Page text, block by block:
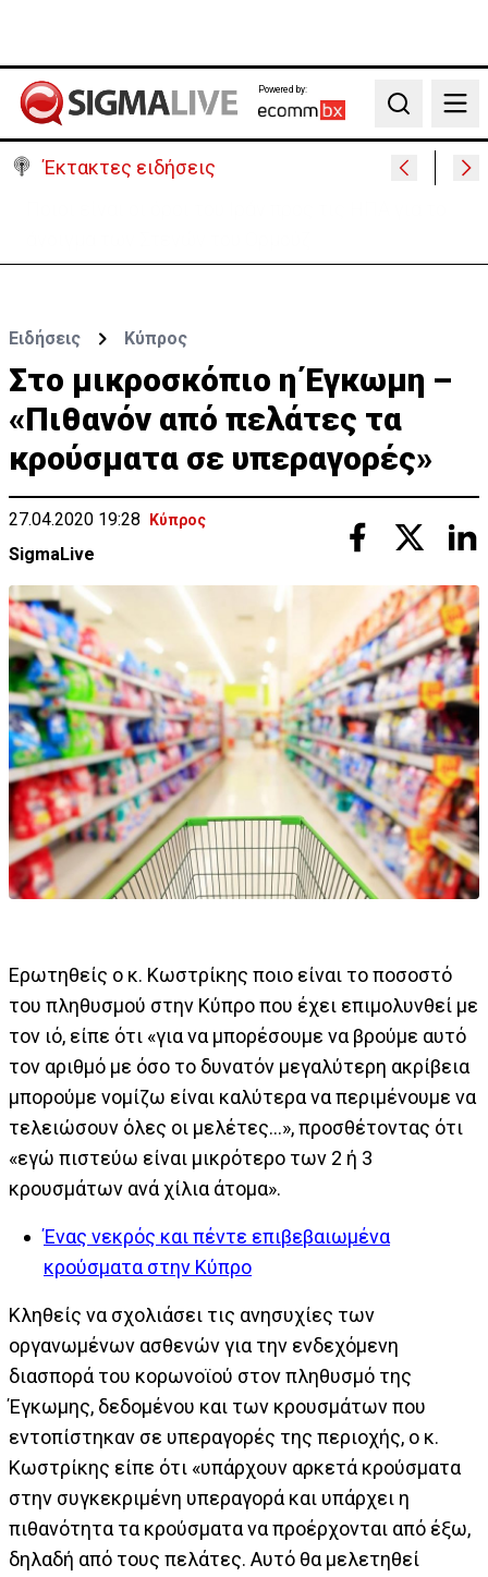
Powered by:
Search
Έκτακτες ειδήσεις
Ειδήσεις Κύπρος
Στο μικροσκόπιο η Έγκωμη –
«Πιθανόν από πελάτες τα
κρούσματα σε υπεραγορές»
27.04.2020 19:28 Κύπρος
SigmaLive
Ερωτηθείς ο κ. Κωστρίκης ποιο είναι το ποσοστό
του πληθυσμού στην Κύπρο που έχει επιμολυνθεί με
τον ιό, είπε ότι «για να μπορέσουμε να βρούμε αυτό
τον αριθμό με όσο το δυνατόν μεγαλύτερη ακρίβεια
μπορούμε νομίζω είναι καλύτερα να περιμένουμε να
τελειώσουν όλες οι μελέτες…», προσθέτοντας ότι
«εγώ πιστεύω είναι μικρότερο των 2 ή 3
κρουσμάτων ανά χίλια άτομα».
Ένας νεκρός και πέντε επιβεβαιωμένα
κρούσματα στην Κύπρο
Κληθείς να σχολιάσει τις ανησυχίες των
οργανωμένων ασθενών για την ενδεχόμενη
διασπορά του κορωνοϊού στον πληθυσμό της
Έγκωμης, δεδομένου και των κρουσμάτων που
εντοπίστηκαν σε υπεραγορές της περιοχής, ο κ.
Κωστρίκης είπε ότι «υπάρχουν αρκετά κρούσματα
στην συγκεκριμένη υπεραγορά και υπάρχει η
πιθανότητα τα κρούσματα να προέρχονται από έξω,
δηλαδή από τους πελάτες. Αυτό θα μελετηθεί